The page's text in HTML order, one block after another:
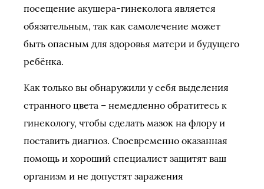
посещение акушера-гинеколога является
обязательным, так как самолечение может
быть опасным для здоровья матери и будущего
ребёнка.
Как только вы обнаружили у себя выделения
странного цвета – немедленно обратитесь к
гинекологу, чтобы сделать мазок на флору и
поставить диагноз. Своевременно оказанная
помощь и хороший специалист защитят ваш
организм и не допустят заражения